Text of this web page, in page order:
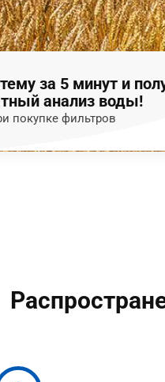
за 5 минут и
анализ воды!
покупке фильтров